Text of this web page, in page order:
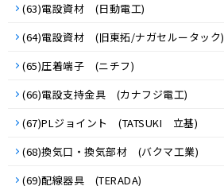
(63)電設資材 (日動電工)
(64)電設資材 (旧東拓/ナガセルータック)
(65)圧着端子 (ニチフ)
(66)電設支持金具 (カナフジ電工)
(67)PLジョイント (TATSUKI 立基)
(68)換気口・換気部材 (バクマ工業)
(69)配線器具 (TERADA)